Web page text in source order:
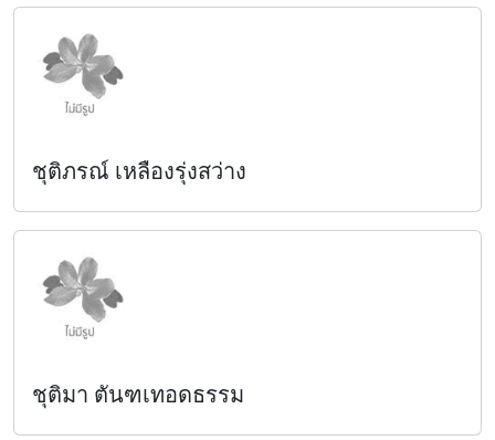
ชุติภรณ์ เหลืองรุ่งสว่าง
ชุติมา ตันฑเทอดธรรม